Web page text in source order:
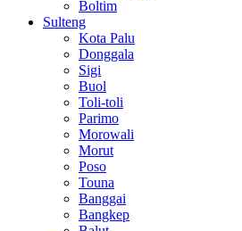
Boltim
Sulteng
Kota Palu
Donggala
Sigi
Buol
Toli-toli
Parimo
Morowali
Morut
Poso
Touna
Banggai
Bangkep